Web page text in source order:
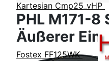
Kartesian Cmp25_vHP
Fostex FF125WK
PHL M171-8
Äußerer